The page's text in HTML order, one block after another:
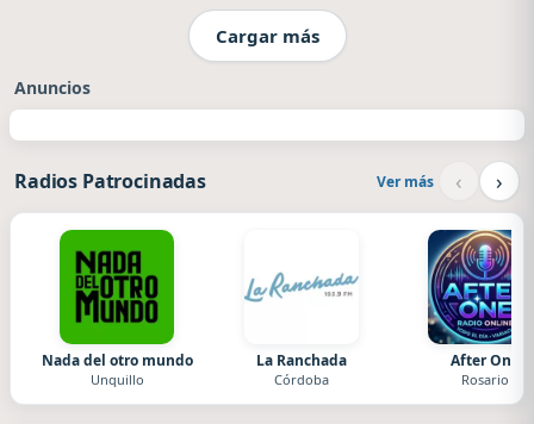
Cargar más
Anuncios
Radios Patrocinadas Ver más ‹ ›
Nada del otro mundo
Unquillo
La Ranchada
Córdoba
After One
Rosario